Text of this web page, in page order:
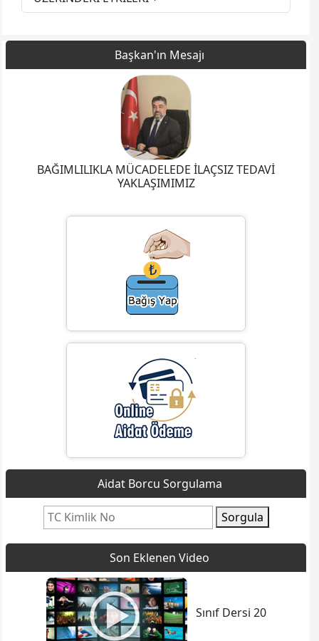
Başkan'ın Mesajı
BAĞIMLILIKLA MÜCADELEDE İLAÇSIZ TEDAVİ
YAKLAŞIMIMIZ
Aidat Borcu Sorgulama
Sorgula
Son Eklenen Video
Sınıf Dersi 20